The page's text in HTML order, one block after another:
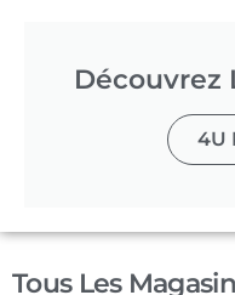
Découvrez
4U
Tous Les